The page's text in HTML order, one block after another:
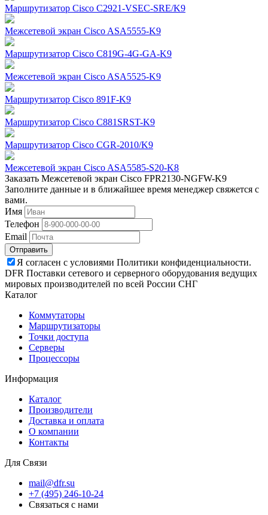
Маршрутизатор Cisco C2921-VSEC-SRE/K9
Межсетевой экран Cisco ASA5555-K9
Маршрутизатор Cisco C819G-4G-GA-K9
Межсетевой экран Cisco ASA5525-K9
Маршрутизатор Cisco 891F-K9
Маршрутизатор Cisco C881SRST-K9
Маршрутизатор Cisco CGR-2010/K9
Межсетевой экран Cisco ASA5585-S20-K8
Заказать Межсетевой экран Cisco FPR2130-NGFW-K9
Заполните данные и в ближайшее время менеджер свяжется с
вами.
Имя
Телефон
Email
Отправить
Я согласен с условиями Политики конфиденциальности.
DFR Поставки сетевого и серверного оборудования ведущих
мировых производителей по всей России СНГ
Каталог
Коммутаторы
Маршрутизаторы
Точки доступа
Серверы
Процессоры
Информация
Каталог
Производители
Доставка и оплата
О компании
Контакты
Для Связи
mail@dfr.su
+7 (495) 246-10-24
Связаться с нами